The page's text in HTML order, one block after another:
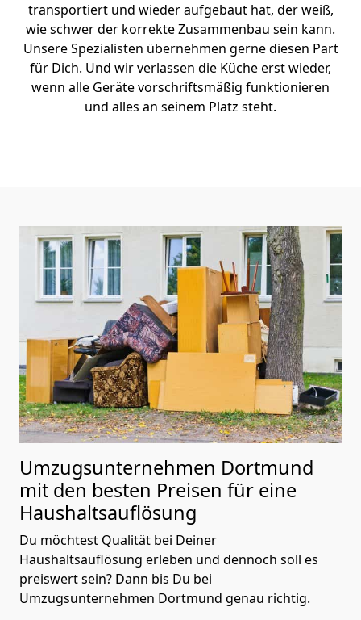
transportiert und wieder aufgebaut hat, der weiß,
wie schwer der korrekte Zusammenbau sein kann.
Unsere Spezialisten übernehmen gerne diesen Part
für Dich. Und wir verlassen die Küche erst wieder,
wenn alle Geräte vorschriftsmäßig funktionieren
und alles an seinem Platz steht.
Umzugsunternehmen Dortmund
mit den besten Preisen für eine
Haushaltsauflösung
Du möchtest Qualität bei Deiner
Haushaltsauflösung erleben und dennoch soll es
preiswert sein? Dann bis Du bei
Umzugsunternehmen Dortmund genau richtig.